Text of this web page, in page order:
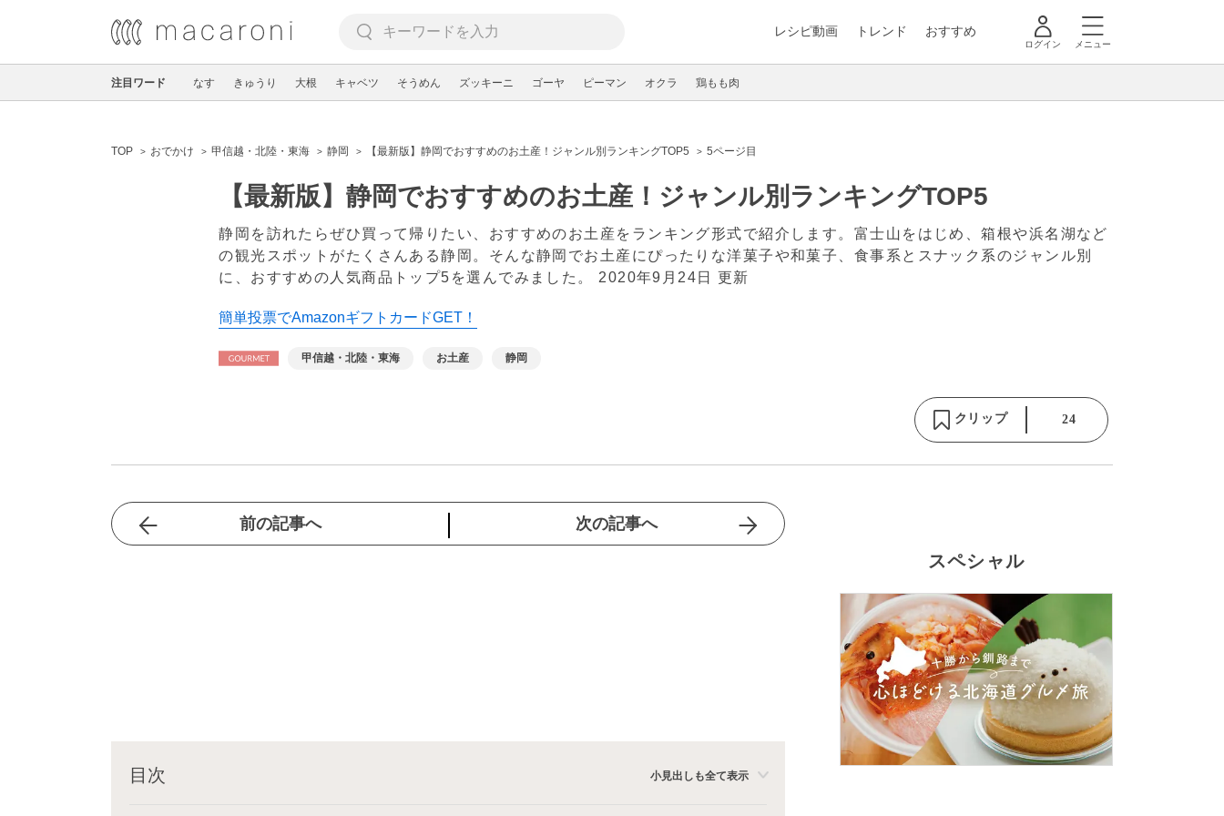
レシピ動画 トレンド おすすめ
ログイン メニュー
注目ワード なす きゅうり 大根 キャベツ そうめん ズッキーニ ゴーヤ ピーマン オクラ 鶏もも肉
TOP おでかけ 甲信越・北陸・東海 静岡 【最新版】静岡でおすすめのお土産！ジャンル別ランキングTOP5 5ページ目
【最新版】静岡でおすすめのお土産！ジャンル別ランキングTOP5
静岡を訪れたらぜひ買って帰りたい、おすすめのお土産をランキング形式で紹介します。富士山をはじめ、箱根や浜名湖など
の観光スポットがたくさんある静岡。そんな静岡でお土産にぴったりな洋菓子や和菓子、食事系とスナック系のジャンル別
に、おすすめの人気商品トップ5を選んでみました。 2020年9月24日 更新
簡単投票でAmazonギフトカードGET！
甲信越・北陸・東海 お土産 静岡
クリップ 24
前の記事へ 次の記事へ
目次 小見出しも全て表示
スペシャル